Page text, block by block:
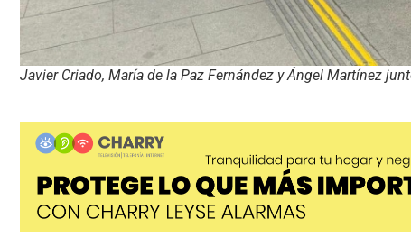
Javier Criado, María de la Paz Fernández y Ángel Martínez